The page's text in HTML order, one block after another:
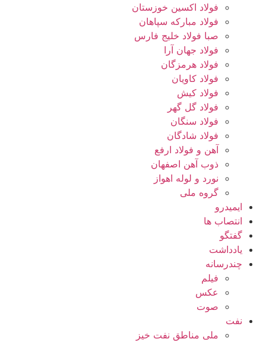
فولاد اکسین خوزستان
فولاد مبارکه سپاهان
صبا فولاد خلیج فارس
فولاد جهان آرا
فولاد هرمزگان
فولاد کاویان
فولاد کیش
فولاد گل گهر
فولاد سنگان
فولاد شادگان
آهن و فولاد ارفع
ذوب آهن اصفهان
نورد و لوله اهواز
گروه ملی
ایمیدرو
انتصاب ها
گفتگو
یادداشت
چندرسانه
فیلم
عکس
صوت
نفت
ملی مناطق نفت خیز